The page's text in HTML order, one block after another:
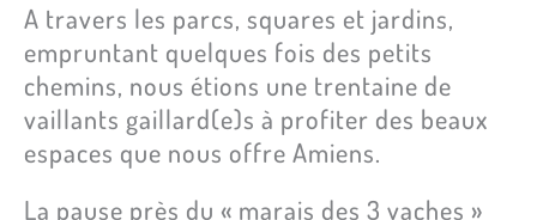
A travers les parcs, squares et jardins,
empruntant quelques fois des petits
chemins, nous étions une trentaine de
vaillants gaillard(e)s à profiter des beaux
espaces que nous offre Amiens.
La pause près du « marais des 3 vaches »